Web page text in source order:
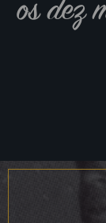
os dez